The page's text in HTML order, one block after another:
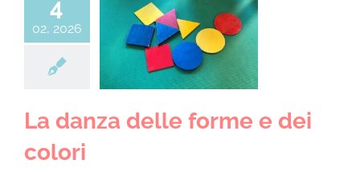
CHI SIAMO
LA SCUOLA E I SUOI AMBIENTI
LE NOSTRE ESPERIENZE
INFORMAZIONI E ISCRIZIONI
4
02, 2026
delle forme
anni a.s. 25/26
La danza delle forme e dei
colori